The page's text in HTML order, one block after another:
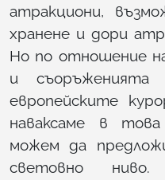
атракциони,
хранене и дори
Но по отношение
и съоръженията
европейските
наваксаме в
можем да
световно